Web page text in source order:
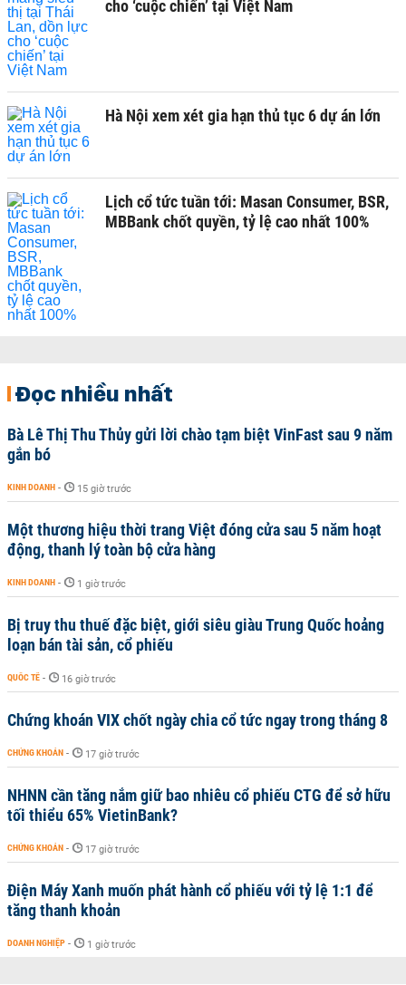
cho ‘cuộc chiến’ tại Việt Nam
Hà Nội xem xét gia hạn thủ tục 6 dự án lớn
Lịch cổ tức tuần tới: Masan Consumer, BSR,
MBBank chốt quyền, tỷ lệ cao nhất 100%
Đọc nhiều nhất
Bà Lê Thị Thu Thủy gửi lời chào tạm biệt VinFast sau 9 năm
gắn bó
KINH DOANH - 15 giờ trước
Một thương hiệu thời trang Việt đóng cửa sau 5 năm hoạt
động, thanh lý toàn bộ cửa hàng
KINH DOANH - 1 giờ trước
Bị truy thu thuế đặc biệt, giới siêu giàu Trung Quốc hoảng
loạn bán tài sản, cổ phiếu
QUỐC TẾ - 16 giờ trước
Chứng khoán VIX chốt ngày chia cổ tức ngay trong tháng 8
CHỨNG KHOÁN - 17 giờ trước
NHNN cần tăng nắm giữ bao nhiêu cổ phiếu CTG để sở hữu
tối thiểu 65% VietinBank?
CHỨNG KHOÁN - 17 giờ trước
Điện Máy Xanh muốn phát hành cổ phiếu với tỷ lệ 1:1 để
tăng thanh khoản
DOANH NGHIỆP - 1 giờ trước